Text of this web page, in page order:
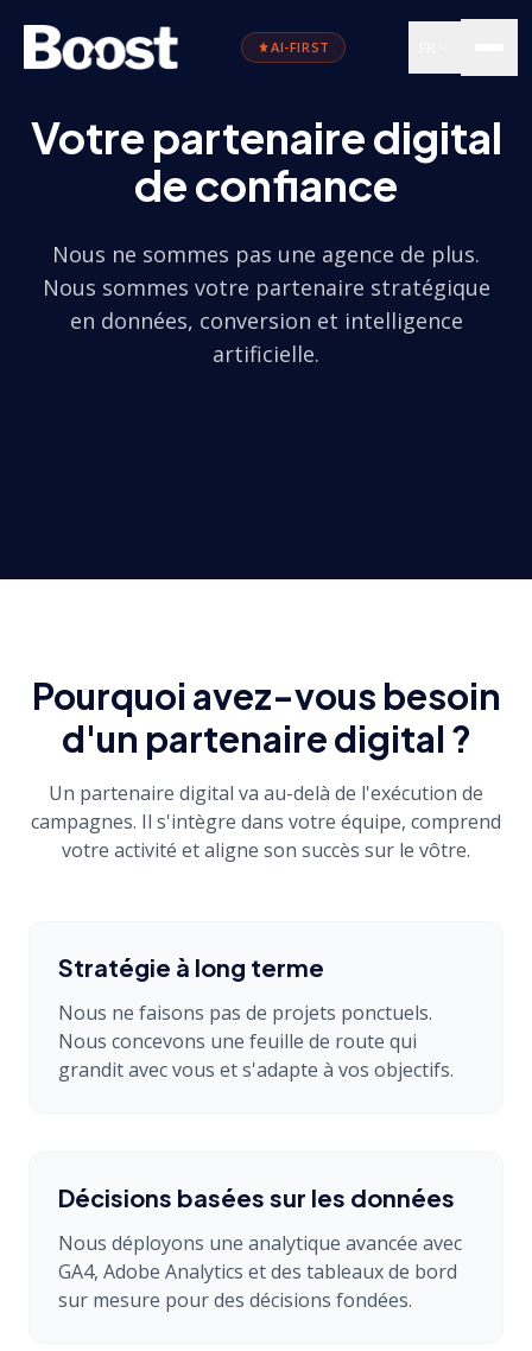
AI-FIRST
Votre partenaire digital
de confiance
Nous ne sommes pas une agence de plus.
Nous sommes votre partenaire stratégique
en données, conversion et intelligence
artificielle.
Pourquoi avez-vous besoin
d'un partenaire digital ?
Un partenaire digital va au-delà de l'exécution de
campagnes. Il s'intègre dans votre équipe, comprend
votre activité et aligne son succès sur le vôtre.
Stratégie à long terme
Nous ne faisons pas de projets ponctuels.
Nous concevons une feuille de route qui
grandit avec vous et s'adapte à vos objectifs.
Décisions basées sur les données
Nous déployons une analytique avancée avec
GA4, Adobe Analytics et des tableaux de bord
sur mesure pour des décisions fondées.